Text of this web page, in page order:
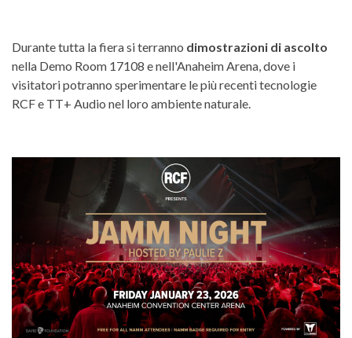
Durante tutta la fiera si terranno dimostrazioni di ascolto
nella Demo Room 17108 e nell'Anaheim Arena, dove i
visitatori potranno sperimentare le più recenti tecnologie
RCF e TT+ Audio nel loro ambiente naturale.